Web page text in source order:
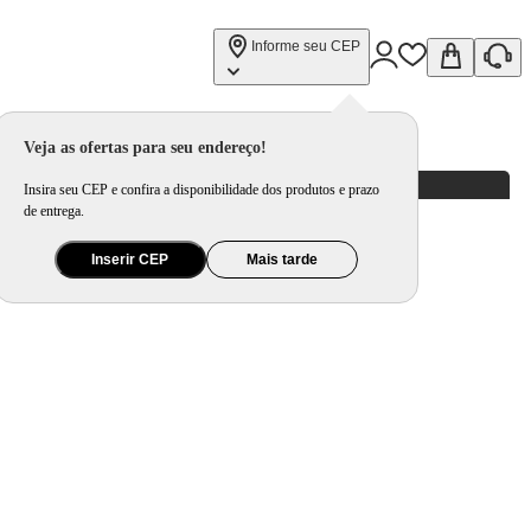
Informe seu CEP
Veja as ofertas para seu endereço!
Insira seu CEP e confira a disponibilidade dos produtos e prazo
de entrega.
Inserir CEP Mais tarde